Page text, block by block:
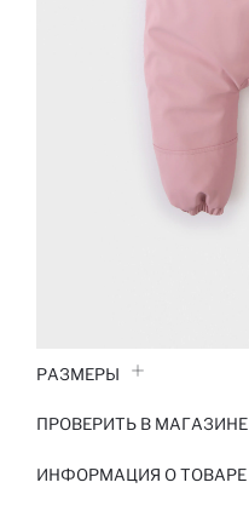
РАЗМЕРЫ
ПРОВЕРИТЬ В МАГАЗИНЕ
ИНФОРМАЦИЯ О ТОВАРЕ